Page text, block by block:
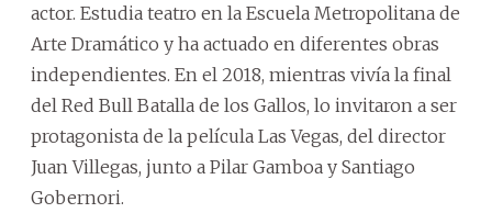
actor. Estudia teatro en la Escuela Metropolitana de
Arte Dramático y ha actuado en diferentes obras
independientes. En el 2018, mientras vivía la final
del Red Bull Batalla de los Gallos, lo invitaron a ser
protagonista de la película Las Vegas, del director
Juan Villegas, junto a Pilar Gamboa y Santiago
Gobernori.